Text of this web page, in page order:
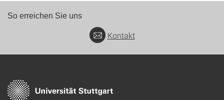
So erreichen Sie uns
Kontakt